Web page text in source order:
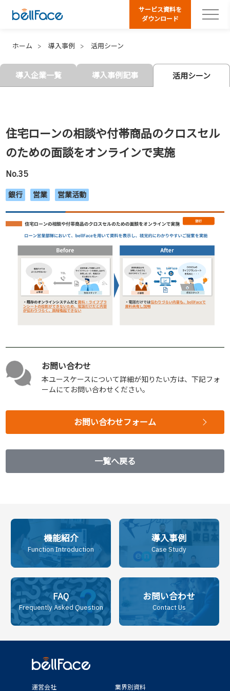
サービス資料を
ダウンロード
ホーム 導入事例 活用シーン
導入企業一覧 導入事例記事 活用シーン
住宅ローンの相談や付帯商品のクロスセル
のための面談をオンラインで実施
No.35
銀行 営業 営業活動
お問い合わせ
本ユースケースについて詳細が知りたい方は、下記フォ
ームにてお問い合わせください。
お問い合わせフォーム
一覧へ戻る
機能紹介
Function Introduction
導入事例
Case Study
FAQ
Frequently Asked Question
お問い合わせ
Contact Us
運営会社
業界別資料